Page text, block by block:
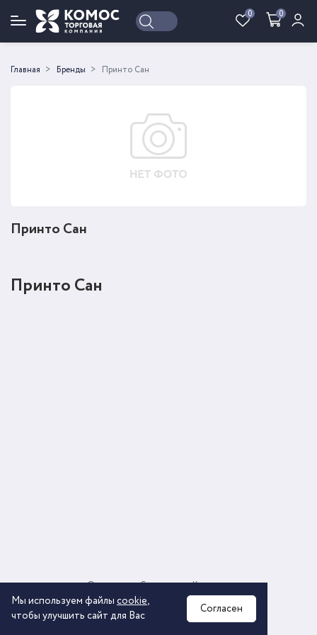
0 0
Войти Регистрация
Главная Бренды Принто Сан
Принто Сан
Принто Сан
2026 © ООО «КОМОС ГРУПП» «Торговая компания»
О компании Соглашение
Политика обработки персональных данных
Контакты
Мы используем файлы cookie,
чтобы улучшить сайт для Вас
Согласен